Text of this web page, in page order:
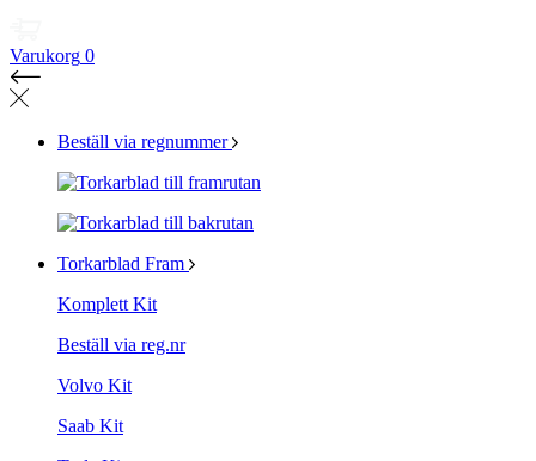
Varukorg 0
Beställ via regnummer
Torkarblad Fram
Komplett Kit
Beställ via reg.nr
Volvo Kit
Saab Kit